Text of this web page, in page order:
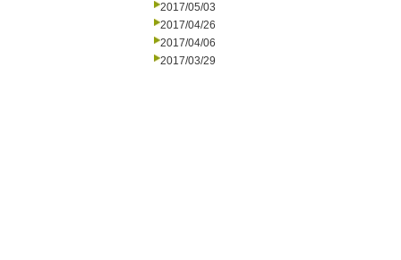
2017/05/03
2017/04/26
2017/04/06
2017/03/29